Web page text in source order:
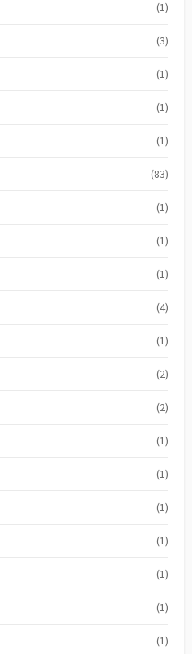
(1)
(3)
(1)
(1)
(1)
(83)
(1)
(1)
(1)
(4)
(1)
(2)
(2)
(1)
(1)
(1)
(1)
(1)
(1)
(1)